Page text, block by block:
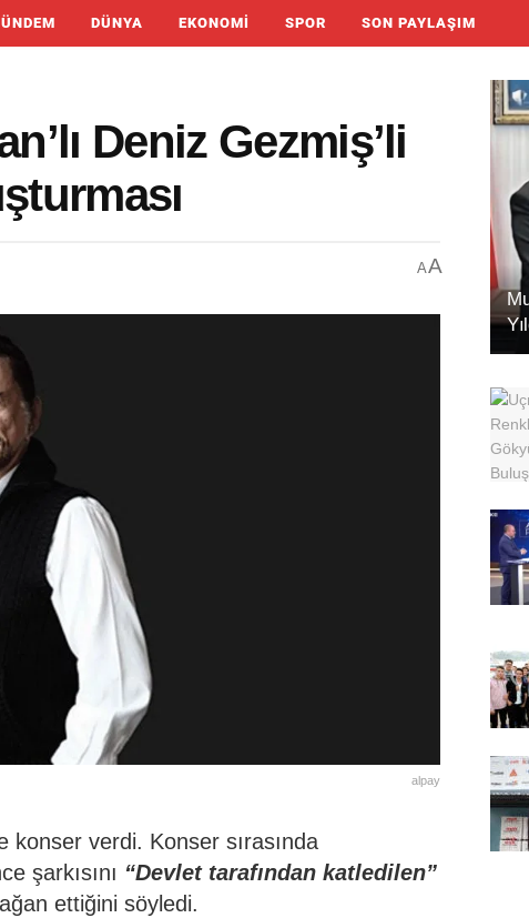
DÜNYA EKONOMI SPOR SON PAYLAŞIM
Deniz Gezmiş’li
AA
alpay
konser verdi. Konser sırasında
şarkısını “Devlet tarafından katledilen”
ettiğini söyledi.